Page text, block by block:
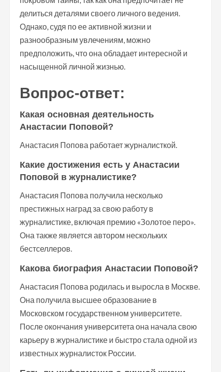
делиться деталями своего личного ведения.
Однако, судя по ее активной жизни и
разнообразным увлечениям, можно
предположить, что она обладает интересной и
насыщенной личной жизнью.
Вопрос-ответ:
Какая основная деятельность
Анастасии Поповой?
Анастасия Попова работает журналисткой.
Какие достижения есть у Анастасии
Поповой в журналистике?
Анастасия Попова получила несколько
престижных наград за свою работу в
журналистике, включая премию «Золотое перо».
Она также является автором нескольких
бестселлеров.
Какова биография Анастасии Поповой?
Анастасия Попова родилась и выросла в Москве.
Она получила высшее образование в
Московском государственном университете.
После окончания университета она начала свою
карьеру в журналистике и быстро стала одной из
известных журналисток России.